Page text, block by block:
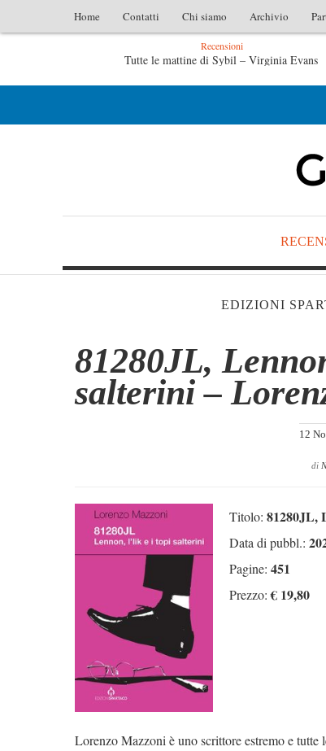
Home Contatti Chi siamo Archivio
Recensioni
L’idraulico non verrà –
Le anime salve di Fabrizio De
EDIZIONI
81280JL,
salterini –
12
di
Titolo: 81280JL,
Data di pubbl.:
Pagine: 451
Prezzo:€ 19,80
Lorenzo Mazzoni è uno scrittore estremo e tutte